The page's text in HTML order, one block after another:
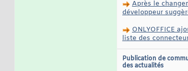
Après le
développeur
ONLYOFFICE
liste des
Publication de
des actualités